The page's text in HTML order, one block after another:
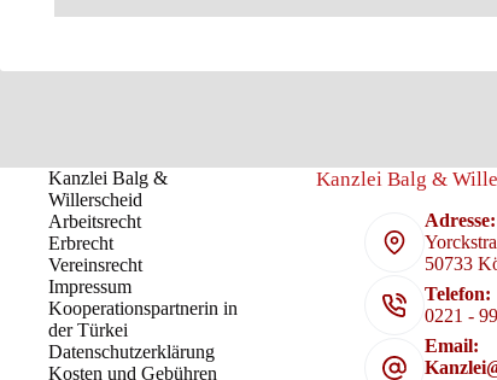
Kanzlei Balg &
Willerscheid
Arbeitsrecht
Erbrecht
Vereinsrecht
Impressum
Kooperationspartnerin in
der Türkei
Datenschutzerklärung
Kosten und Gebühren
Kanzlei Balg &
Adresse:
50733
Telefon:
0221 -
Email: